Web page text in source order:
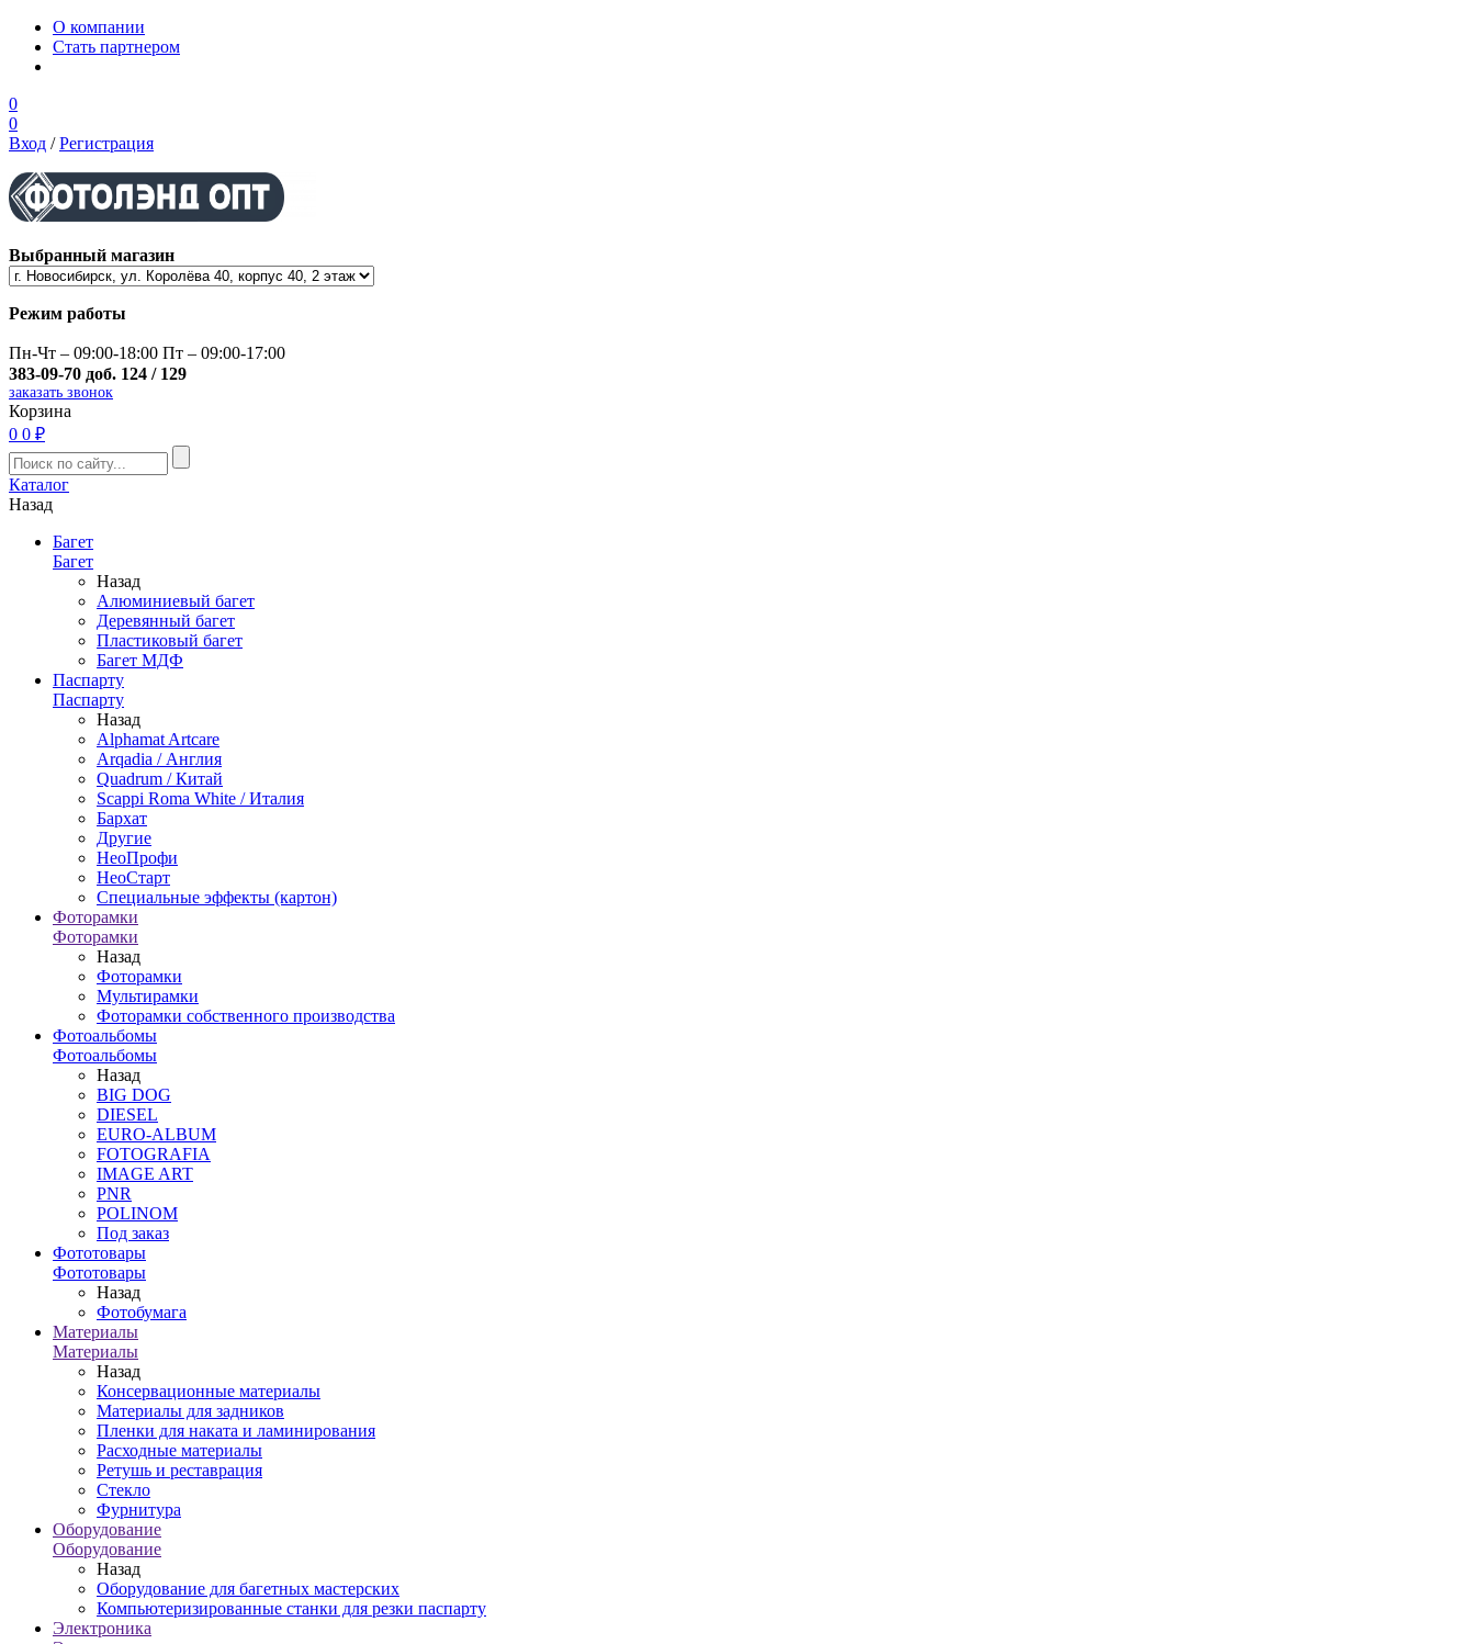
О компании
Стать партнером
0
0
Вход /Регистрация
Выбранный магазин
Режим работы
Пн-Чт – 09:00-18:00 Пт – 09:00-17:00
383-09-70 доб. 124 / 129
заказать звонок
Корзина
0 0 ₽
Каталог
Назад
Багет
Багет
Назад
Алюминиевый багет
Деревянный багет
Пластиковый багет
Багет МДФ
Паспарту
Паспарту
Назад
Alphamat Artcare
Arqadia / Англия
Quadrum / Китай
Scappi Roma White / Италия
Бархат
Другие
НеоПрофи
НеоСтарт
Специальные эффекты (картон)
Фоторамки
Фоторамки
Назад
Фоторамки
Мультирамки
Фоторамки собственного производства
Фотоальбомы
Фотоальбомы
Назад
BIG DOG
DIESEL
EURO-ALBUM
FOTOGRAFIA
IMAGE ART
PNR
POLINOM
Под заказ
Фототовары
Фототовары
Назад
Фотобумага
Материалы
Материалы
Назад
Консервационные материалы
Материалы для задников
Пленки для наката и ламинирования
Расходные материалы
Ретушь и реставрация
Стекло
Фурнитура
Оборудование
Оборудование
Назад
Оборудование для багетных мастерских
Компьютеризированные станки для резки паспарту
Электроника